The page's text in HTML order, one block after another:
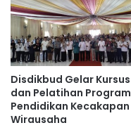
Disdikbud Gelar Kursus
dan Pelatihan Program
Pendidikan Kecakapan
Wirausaha